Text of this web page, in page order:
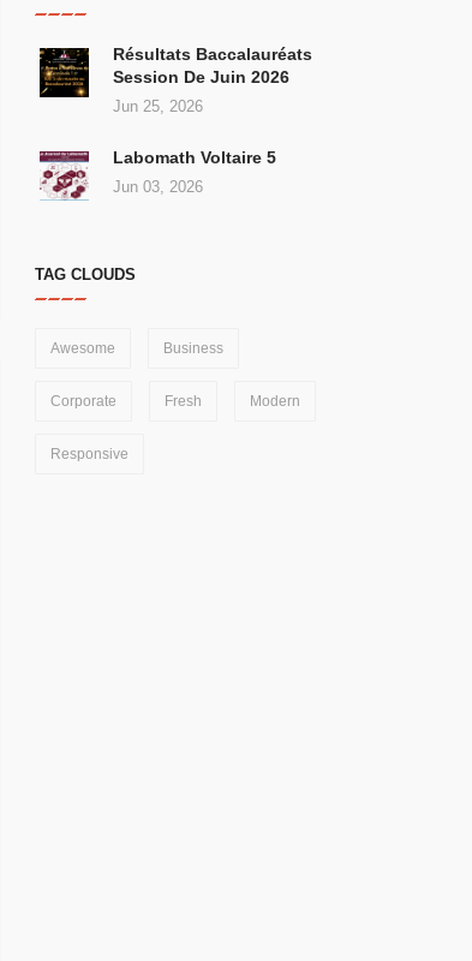
Résultats Baccalauréats
Session De Juin 2026
Jun 25, 2026
Labomath Voltaire 5
Jun 03, 2026
TAG CLOUDS
Awesome Business
Corporate Fresh Modern
Responsive